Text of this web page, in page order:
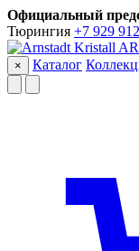
Официальный
Тюрингия +7 929
× Каталог